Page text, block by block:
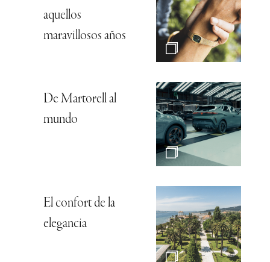
aquellos
maravillosos años
De Martorell al
mundo
El confort de la
elegancia